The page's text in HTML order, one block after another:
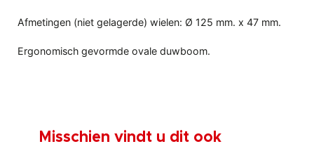
Afmetingen (niet gelagerde) wielen: Ø 125 mm. x 47 mm.
Ergonomisch gevormde ovale duwboom.
Misschien vindt u dit ook